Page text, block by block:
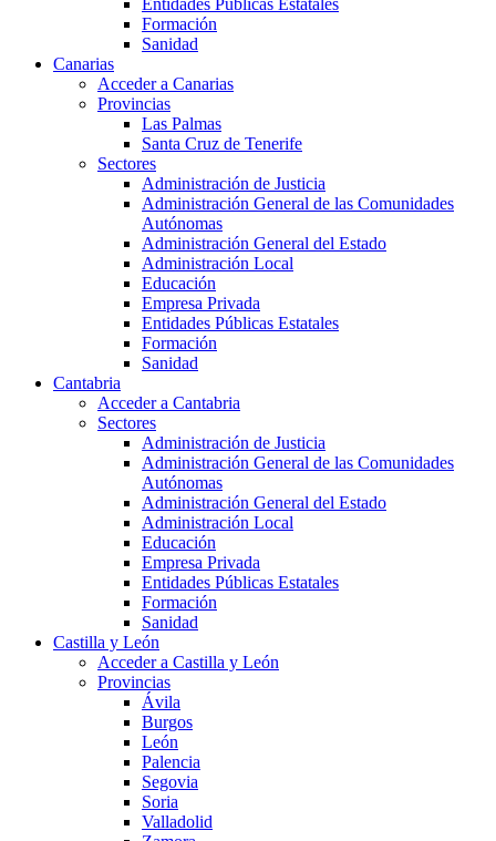
Entidades Públicas Estatales
Formación
Sanidad
Canarias
Acceder a Canarias
Provincias
Las Palmas
Santa Cruz de Tenerife
Sectores
Administración de Justicia
Administración General de las Comunidades
Autónomas
Administración General del Estado
Administración Local
Educación
Empresa Privada
Entidades Públicas Estatales
Formación
Sanidad
Cantabria
Acceder a Cantabria
Sectores
Administración de Justicia
Administración General de las Comunidades
Autónomas
Administración General del Estado
Administración Local
Educación
Empresa Privada
Entidades Públicas Estatales
Formación
Sanidad
Castilla y León
Acceder a Castilla y León
Provincias
Ávila
Burgos
León
Palencia
Segovia
Soria
Valladolid